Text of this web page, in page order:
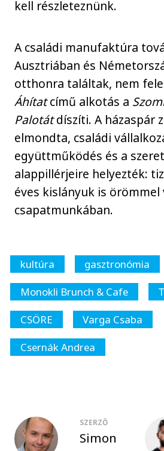
kell részleteznünk.
A családi manufaktúra
Ausztriában és
otthonra találtak, nem
Áhítatcímű alkotás a
Palotátdíszíti. A házaspár
elmondta, családi
együttműködés és a
alappillérjeire helyezték:
éves kislányuk is örömmel
csapatmunkában.
kultúra
gasztronómia
Monokli Brunch & Cafe
CSÖRE
Varga Csaba
Csernák Andrea
SZERZŐ
Simon